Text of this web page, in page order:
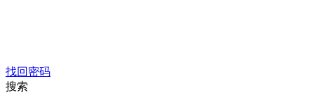
找回密码
搜索